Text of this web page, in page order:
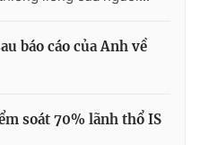
024.38 355 932
báo cáo của Anh về
soát 70% lãnh thổ IS